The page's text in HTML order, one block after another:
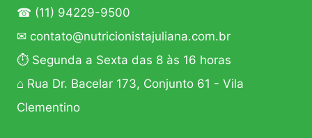
☎ (11) 94229-9500
✉ contato@nutricionistajuliana.com.br
⏱ Segunda a Sexta das 8 às 16 horas
⌂ Rua Dr. Bacelar 173, Conjunto 61 - Vila
Clementino